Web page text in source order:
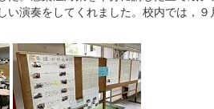
演奏をしてくれました。校内では，